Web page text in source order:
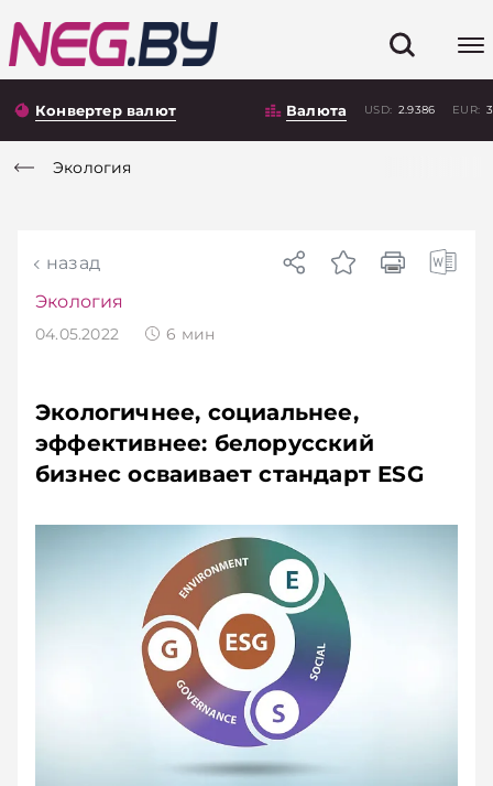
Конвертер валют Валюта USD: 2.9386 EUR:
Экология
назад
Экология
04.05.2022 6 мин
Экологичнее, социальнее,
эффективнее: белорусский
бизнес осваивает стандарт ESG